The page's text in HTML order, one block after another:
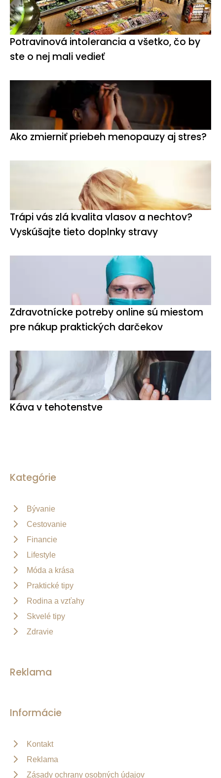
Potravinová intolerancia a všetko, čo by
ste o nej mali vedieť
Ako zmierniť priebeh menopauzy aj stres?
Trápi vás zlá kvalita vlasov a nechtov?
Vyskúšajte tieto doplnky stravy
Zdravotnícke potreby online sú miestom
pre nákup praktických darčekov
Káva v tehotenstve
Kategórie
Bývanie
Cestovanie
Financie
Lifestyle
Móda a krása
Praktické tipy
Rodina a vzťahy
Skvelé tipy
Zdravie
Reklama
Informácie
Kontakt
Reklama
Zásady ochrany osobných údajov